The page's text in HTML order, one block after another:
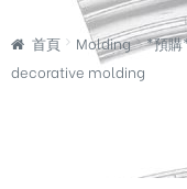
首頁 Molding
*預購
decorative molding